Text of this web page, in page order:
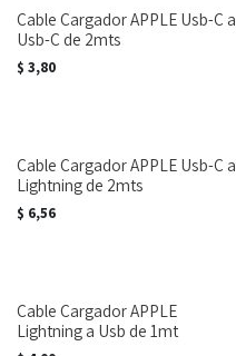
Cable Cargador APPLE Usb-C a
Usb-C de 2mts
$ 3,80
Cable Cargador APPLE Usb-C a
Lightning de 2mts
$ 6,56
Cable Cargador APPLE
Lightning a Usb de 1mt